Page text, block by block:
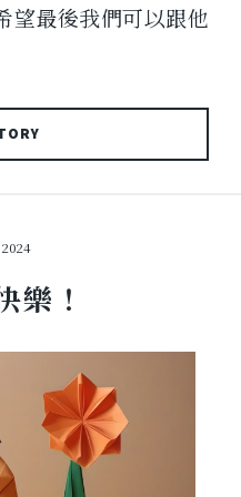
望最後我們可以跟他
樂！